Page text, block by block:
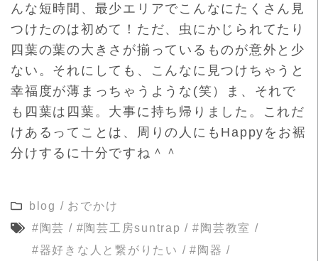
んな短時間、最少エリアでこんなにたくさん見
つけたのは初めて！ただ、虫にかじられてたり
四葉の葉の大きさが揃っているものが意外と少
ない。それにしても、こんなに見つけちゃうと
幸福度が薄まっちゃうような(笑）ま、それで
も四葉は四葉。大事に持ち帰りました。これだ
けあるってことは、周りの人にもHappyをお裾
分けするに十分ですね＾＾
blog / おでかけ
#陶芸 / #陶芸工房suntrap / #陶芸教室 /
#器好きな人と繋がりたい / #陶器 /